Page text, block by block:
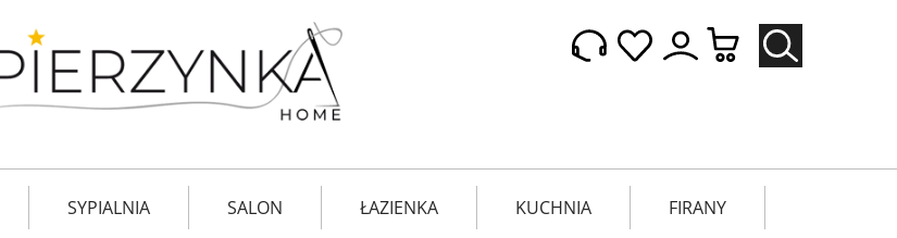
SYPIALNIA SALON ŁAZIENKA KUCHNIA
FIRANY